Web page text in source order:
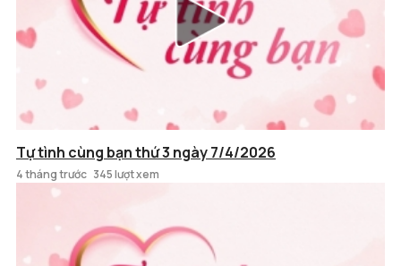
Tự tình cùng bạn thứ 3 ngày 7/4/2026
4 tháng trước 345 lượt xem